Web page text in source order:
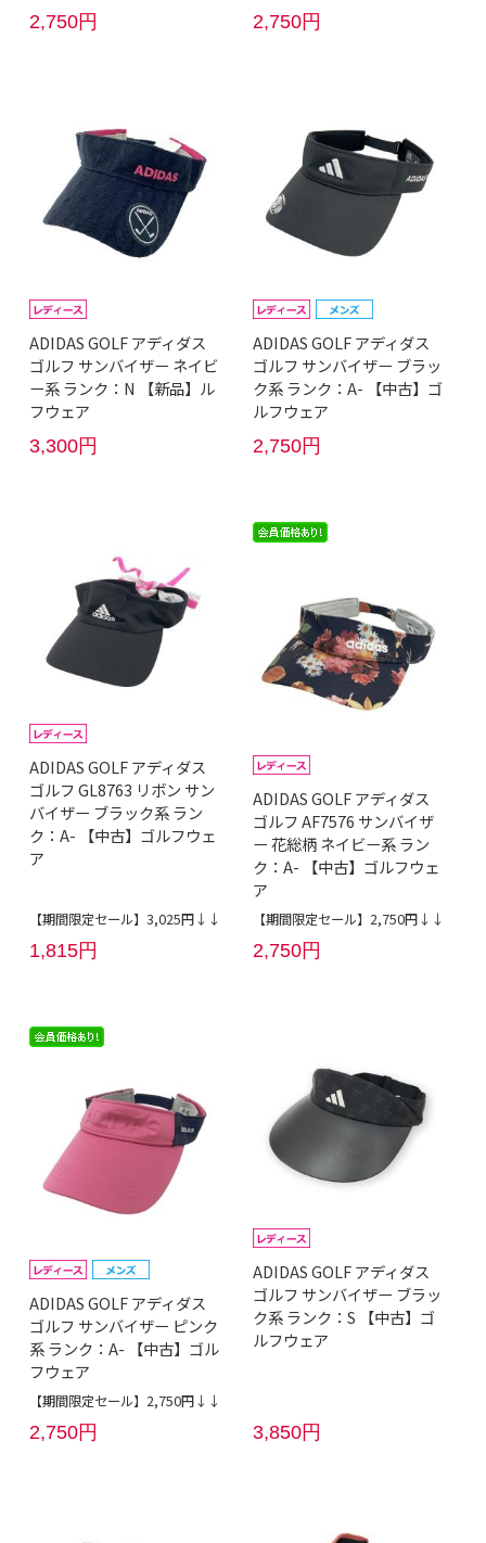
2,750円 2,750円
ADIDAS GOLF アディダス
ゴルフ サンバイザー ネイビ
ー系 ランク：N 【新品】ル
フウェア
3,300円
ADIDAS GOLF アディダス
ゴルフ サンバイザー ブラッ
ク系 ランク：A- 【中古】ゴ
ルフウェア
2,750円
ADIDAS GOLF アディダス
ゴルフ GL8763 リボン サン
バイザー ブラック系 ラン
ク：A- 【中古】ゴルフウェ
ア
【期間限定セール】3,025円↓↓
1,815円
ADIDAS GOLF アディダス
ゴルフ AF7576 サンバイザ
ー 花総柄 ネイビー系 ラン
ク：A- 【中古】ゴルフウェ
ア
【期間限定セール】2,750円↓↓
2,750円
ADIDAS GOLF アディダス
ゴルフ サンバイザー ピンク
系 ランク：A- 【中古】ゴル
フウェア
【期間限定セール】2,750円↓↓
2,750円
ADIDAS GOLF アディダス
ゴルフ サンバイザー ブラッ
ク系 ランク：S 【中古】ゴ
ルフウェア
3,850円